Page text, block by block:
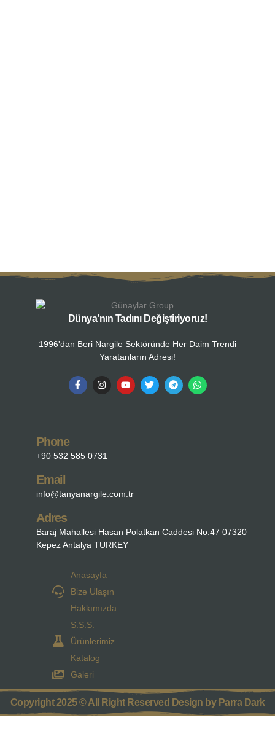
Dünya’nın Tadını Değiştiriyoruz!
1996'dan Beri Nargile Sektöründe Her Daim Trendi
Yaratanların Adresi!
Phone
+90 532 585 0731
Email
info@tanyanargile.com.tr
Adres
Baraj Mahallesi Hasan Polatkan Caddesi No:47 07320
Kepez Antalya TURKEY
Anasayfa
Bize Ulaşın
Hakkımızda
S.S.S.
Ürünlerimiz
Katalog
Galeri
Copyright 2025 © All Right Reserved Design by Parra Dark